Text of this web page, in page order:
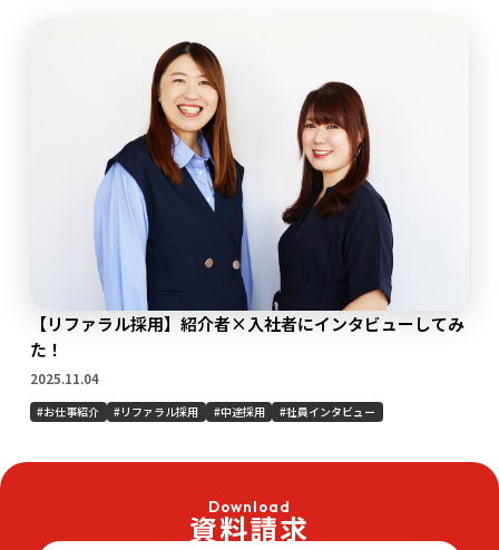
【リファラル採用】紹介者×入社者にインタビューしてみ
た！
2025.11.04
お仕事紹介 リファラル採用 中途採用 社員インタビュー
Download
資料請求